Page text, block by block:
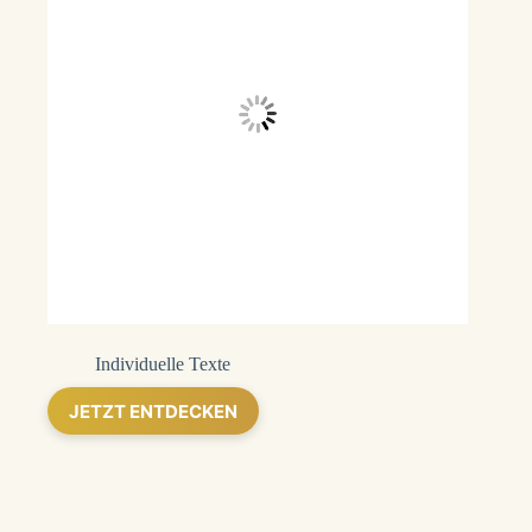
Individuelle Texte
JETZT ENTDECKEN